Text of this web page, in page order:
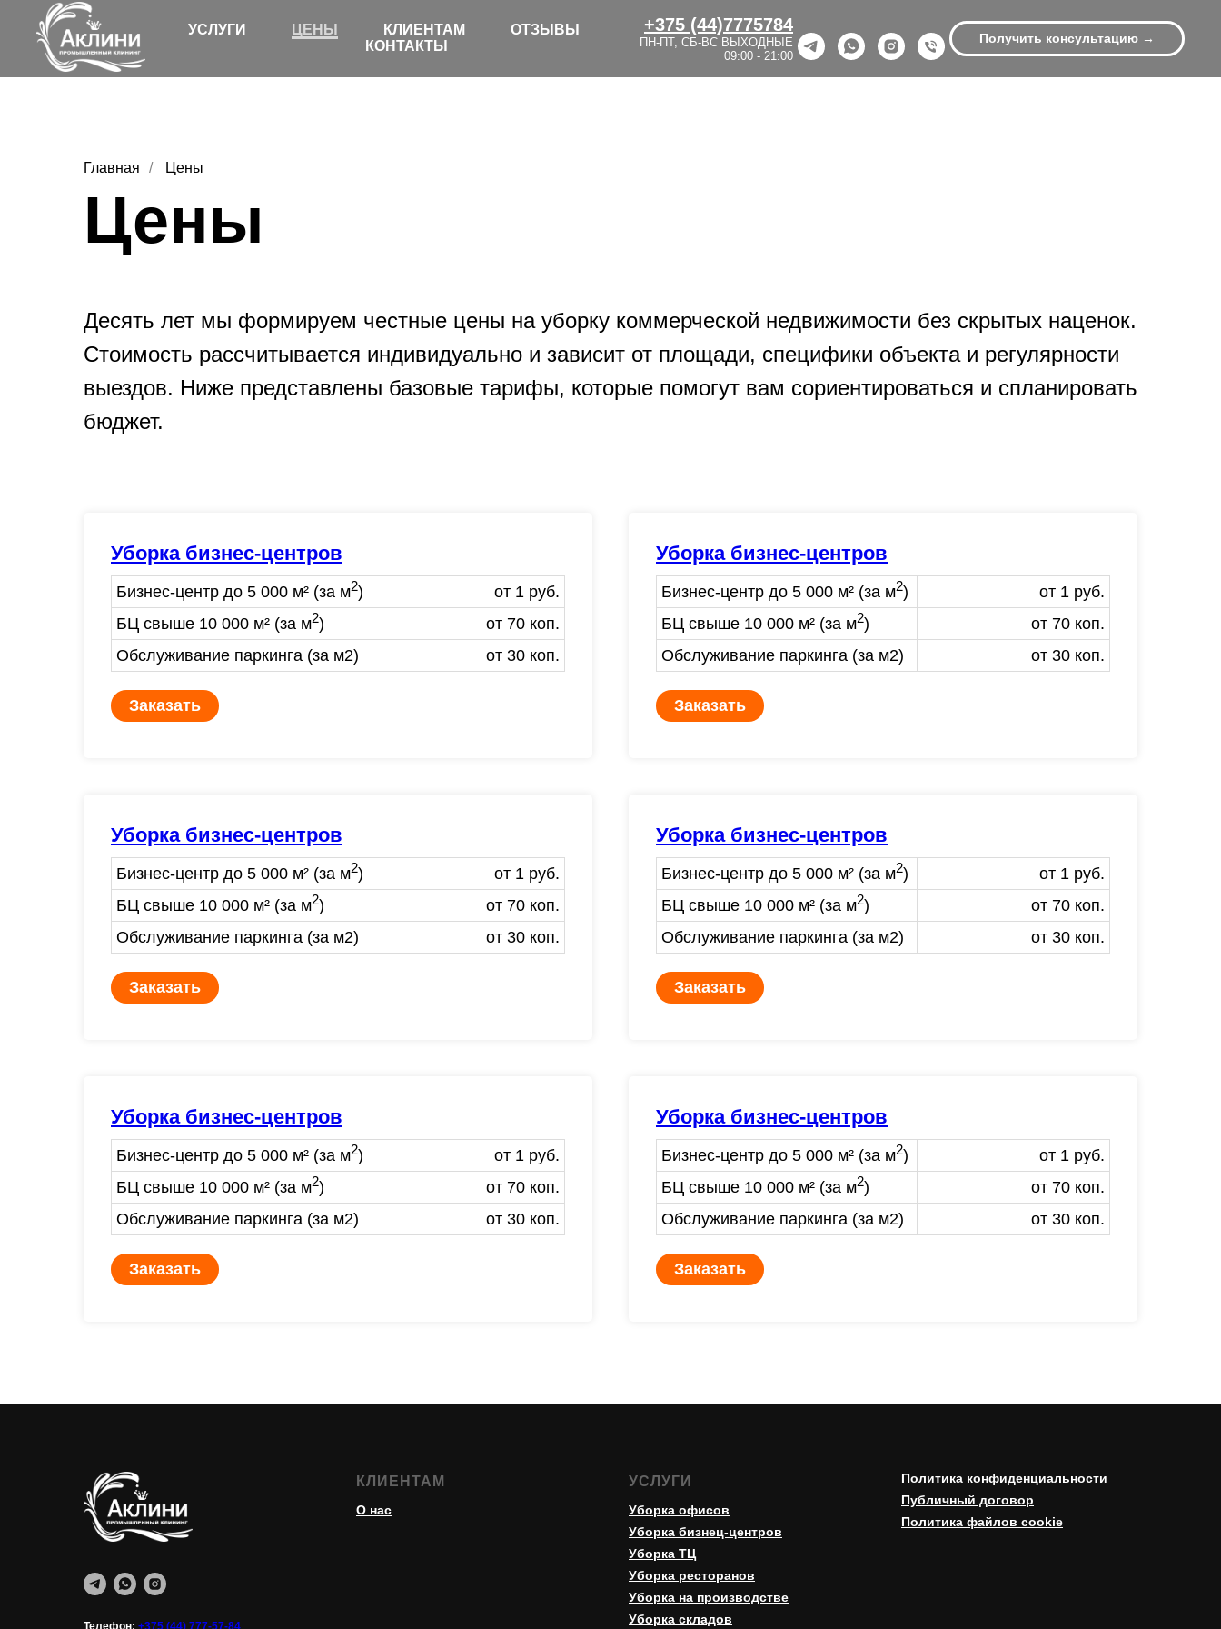
УСЛУГИ ЦЕНЫ КЛИЕНТАМ
ОТЗЫВЫ
КОНТАКТЫ
+375 (44)7775784
ПН-ПТ, СБ-ВС ВЫХОДНЫЕ
09:00 - 21:00
Получить консультацию →
Главная / Цены
Цены
Десять лет мы формируем честные цены на уборку коммерческой недвижимости без скрытых наценок.
Стоимость рассчитывается индивидуально и зависит от площади, специфики объекта и регулярности
выездов. Ниже представлены базовые тарифы, которые помогут вам сориентироваться и спланировать
бюджет.
Уборка бизнес-центров
Бизнес-центр до 5 000 м² (за м2)
от 1 руб.
БЦ свыше 10 000 м² (за м2)
от 70 коп.
Обслуживание паркинга (за м2)
от 30 коп.
Заказать
Уборка бизнес-центров
Бизнес-центр до 5 000 м² (за м2)
от 1 руб.
БЦ свыше 10 000 м² (за м2)
от 70 коп.
Обслуживание паркинга (за м2)
от 30 коп.
Заказать
Уборка бизнес-центров
Бизнес-центр до 5 000 м² (за м2)
от 1 руб.
БЦ свыше 10 000 м² (за м2)
от 70 коп.
Обслуживание паркинга (за м2)
от 30 коп.
Заказать
Уборка бизнес-центров
Бизнес-центр до 5 000 м² (за м2)
от 1 руб.
БЦ свыше 10 000 м² (за м2)
от 70 коп.
Обслуживание паркинга (за м2)
от 30 коп.
Заказать
Уборка бизнес-центров
Бизнес-центр до 5 000 м² (за м2)
от 1 руб.
БЦ свыше 10 000 м² (за м2)
от 70 коп.
Обслуживание паркинга (за м2)
от 30 коп.
Заказать
Уборка бизнес-центров
Бизнес-центр до 5 000 м² (за м2)
от 1 руб.
БЦ свыше 10 000 м² (за м2)
от 70 коп.
Обслуживание паркинга (за м2)
от 30 коп.
Заказать
Телефон: +375 (44) 777-57-84
КЛИЕНТАМ
О нас
УСЛУГИ
Уборка офисов
Уборка бизнец-центров
Уборка ТЦ
Уборка ресторанов
Уборка на производстве
Уборка складов
Политика конфиденциальности
Публичный договор
Политика файлов cookie